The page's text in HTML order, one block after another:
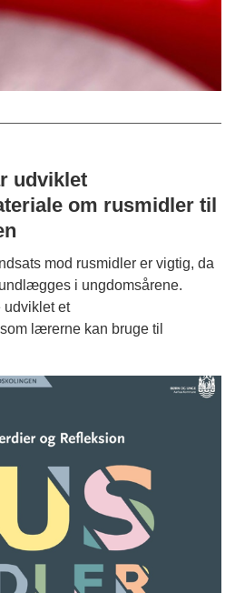
udviklet
om rusmidler til
mod rusmidler er vigtig, da
i ungdomsårene.
udviklet et
lærerne kan bruge til